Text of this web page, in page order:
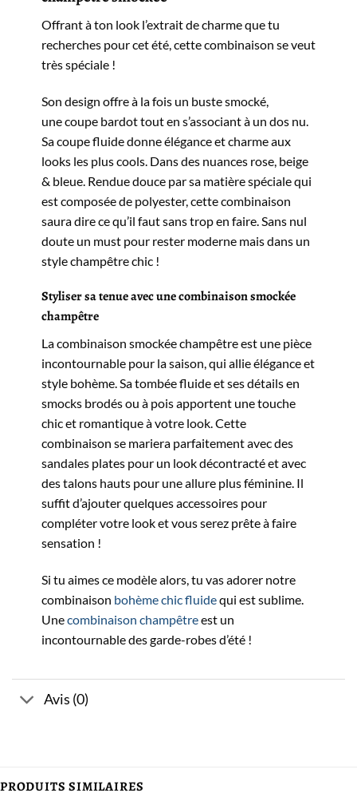
Offrant à ton look l’extrait de charme que tu
recherches pour cet été, cette combinaison se veut
très spéciale !
Son design offre à la fois un buste smocké,
une coupe bardot tout en s’associant à un dos nu.
Sa coupe fluide donne élégance et charme aux
looks les plus cools. Dans des nuances rose, beige
& bleue. Rendue douce par sa matière spéciale qui
est composée de polyester, cette combinaison
saura dire ce qu’il faut sans trop en faire. Sans nul
doute un must pour rester moderne mais dans un
style champêtre chic !
Styliser sa tenue avec une combinaison smockée
champêtre
La combinaison smockée champêtre est une pièce
incontournable pour la saison, qui allie élégance et
style bohème. Sa tombée fluide et ses détails en
smocks brodés ou à pois apportent une touche
chic et romantique à votre look. Cette
combinaison se mariera parfaitement avec des
sandales plates pour un look décontracté et avec
des talons hauts pour une allure plus féminine. Il
suffit d’ajouter quelques accessoires pour
compléter votre look et vous serez prête à faire
sensation !
Si tu aimes ce modèle alors, tu vas adorer notre
combinaison bohème chic fluidequi est sublime.
Unecombinaison champêtreest un
incontournable des garde-robes d’été !
Avis (0)
PRODUITS SIMILAIRES